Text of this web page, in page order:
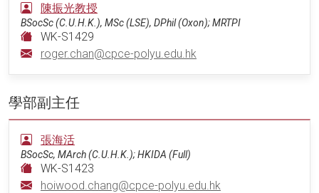
陳振光教授
BSocSc (C.U.H.K.), MSc (LSE), DPhil (Oxon); MRTPI
WK-S1429
roger.chan@cpce-polyu.edu.hk
學部副主任
張海活
BSocSc, MArch (C.U.H.K.); HKIDA (Full)
WK-S1423
hoiwood.chang@cpce-polyu.edu.hk